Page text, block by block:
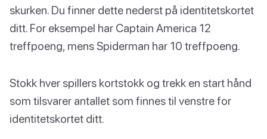
skurken. Du finner dette nederst på identitetskortet
ditt. For eksempel har Captain America 12
treffpoeng, mens Spiderman har 10 treffpoeng.
Stokk hver spillers kortstokk og trekk en start hånd
som tilsvarer antallet som finnes til venstre for
identitetskortet ditt.